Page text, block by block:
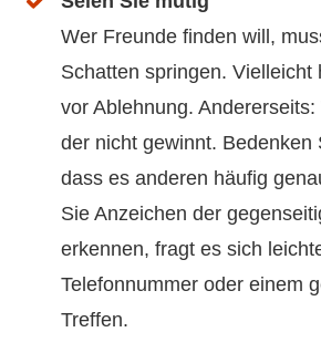
Wer Freunde finden will,
Schatten springen. Vielleicht
vor Ablehnung.
der nicht gewinnt. Bedenken
dass es anderen häufig
Sie Anzeichen der
erkennen, fragt es sich
Telefonnummer oder einem
Treffen.